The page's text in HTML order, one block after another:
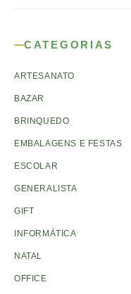
CATEGORIAS
ARTESANATO
BAZAR
BRINQUEDO
EMBALAGENS E FESTAS
ESCOLAR
GENERALISTA
GIFT
INFORMÁTICA
NATAL
OFFICE